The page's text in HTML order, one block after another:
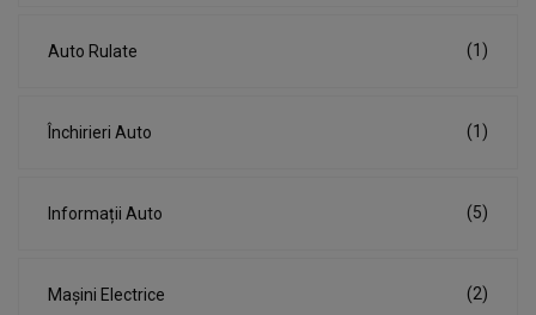
Auto Rulate (1)
Închirieri Auto (1)
Informații Auto (5)
Mașini Electrice (2)